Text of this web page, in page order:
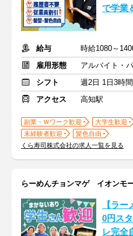
で学業
給与
時給1080～
雇用形態
アルバイト・
シフト
週2日 1日3時
アクセス
高知駅
副業・Ｗワーク歓迎 大学生歓迎
未経験者歓迎
髪色自由
くら寿司株式会社の求人一覧を見る
らーめんチョンマゲ イオンモ
【ラ
0円ス
レ完全